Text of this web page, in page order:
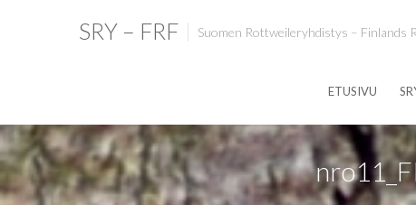
SRY – FRF Suomen Rottweileryhdistys – Finlands
ETUSIVU